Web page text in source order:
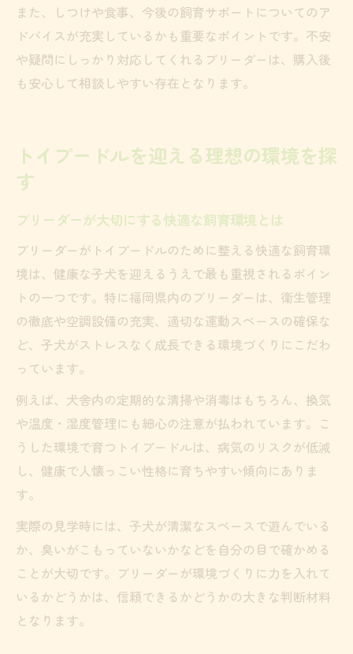
また、しつけや食事、今後の飼育サポートについてのア
ドバイスが充実しているかも重要なポイントです。不安
や疑問にしっかり対応してくれるブリーダーは、購入後
も安心して相談しやすい存在となります。
トイプードルを迎える理想の環境を探
す
ブリーダーが大切にする快適な飼育環境とは
ブリーダーがトイプードルのために整える快適な飼育環
境は、健康な子犬を迎えるうえで最も重視されるポイン
トの一つです。特に福岡県内のブリーダーは、衛生管理
の徹底や空調設備の充実、適切な運動スペースの確保な
ど、子犬がストレスなく成長できる環境づくりにこだわ
っています。
例えば、犬舎内の定期的な清掃や消毒はもちろん、換気
や温度・湿度管理にも細心の注意が払われています。こ
うした環境で育つトイプードルは、病気のリスクが低減
し、健康で人懐っこい性格に育ちやすい傾向にありま
す。
実際の見学時には、子犬が清潔なスペースで遊んでいる
か、臭いがこもっていないかなどを自分の目で確かめる
ことが大切です。ブリーダーが環境づくりに力を入れて
いるかどうかは、信頼できるかどうかの大きな判断材料
となります。